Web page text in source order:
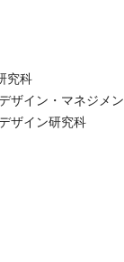
究科
ザイン・マネジメ
ザイン研究科